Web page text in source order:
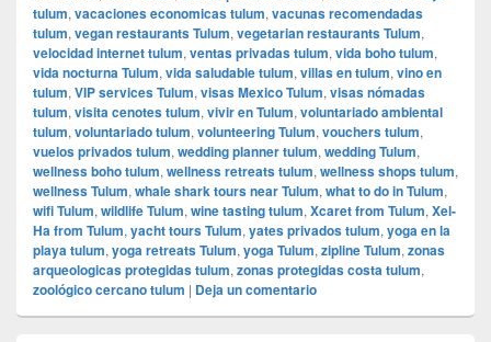
tulum, vacaciones economicas tulum, vacunas recomendadas
tulum, vegan restaurants Tulum, vegetarian restaurants Tulum,
velocidad internet tulum, ventas privadas tulum, vida boho tulum,
vida nocturna Tulum, vida saludable tulum, villas en tulum, vino en
tulum, VIP services Tulum, visas Mexico Tulum, visas nómadas
tulum, visita cenotes tulum, vivir en Tulum, voluntariado ambiental
tulum, voluntariado tulum, volunteering Tulum, vouchers tulum,
vuelos privados tulum, wedding planner tulum, wedding Tulum,
wellness boho tulum, wellness retreats tulum, wellness shops tulum,
wellness Tulum, whale shark tours near Tulum, what to do in Tulum,
wifi Tulum, wildlife Tulum, wine tasting tulum, Xcaret from Tulum, Xel-
Ha from Tulum, yacht tours Tulum, yates privados tulum, yoga en la
playa tulum, yoga retreats Tulum, yoga Tulum, zipline Tulum, zonas
arqueologicas protegidas tulum, zonas protegidas costa tulum,
zoológico cercano tulum | Deja un comentario